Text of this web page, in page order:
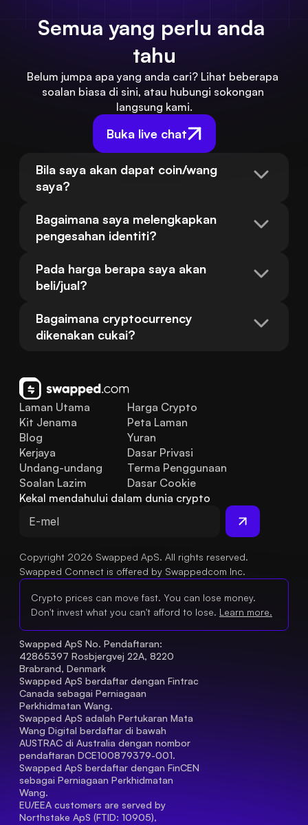
Semua yang perlu anda
tahu
Belum jumpa apa yang anda cari? Lihat beberapa
soalan biasa di sini, atau hubungi sokongan
langsung kami.
Buka live chat
Bila saya akan dapat coin/wang
saya?
Bagaimana saya melengkapkan
pengesahan identiti?
Pada harga berapa saya akan
beli/jual?
Bagaimana cryptocurrency
dikenakan cukai?
Laman Utama
Kit Jenama
Blog
Soalan Lazim
Undang-undang
Kerjaya
Harga Crypto
Peta Laman
Yuran
Dasar Privasi
Terma Penggunaan
Dasar Cookie
Kekal mendahului dalam dunia crypto
Copyright 2026 Swapped ApS. All rights reserved.
Swapped Connect is offered by Swappedcom Inc.
Crypto prices can move fast. You can lose money.
Don't invest what you can't afford to lose. Learn more.
Swapped ApS No. Pendaftaran:
42865397 Rosbjergvej 22A, 8220
Brabrand, Denmark
Swapped ApS berdaftar dengan Fintrac
Canada sebagai Perniagaan
Perkhidmatan Wang.
Swapped ApS adalah Pertukaran Mata
Wang Digital berdaftar di bawah
AUSTRAC di Australia dengan nombor
pendaftaran DCE100879379-001.
Swapped ApS berdaftar dengan FinCEN
sebagai Perniagaan Perkhidmatan
Wang.
EU/EEA customers are served by
Northstake ApS (FTID: 10905),